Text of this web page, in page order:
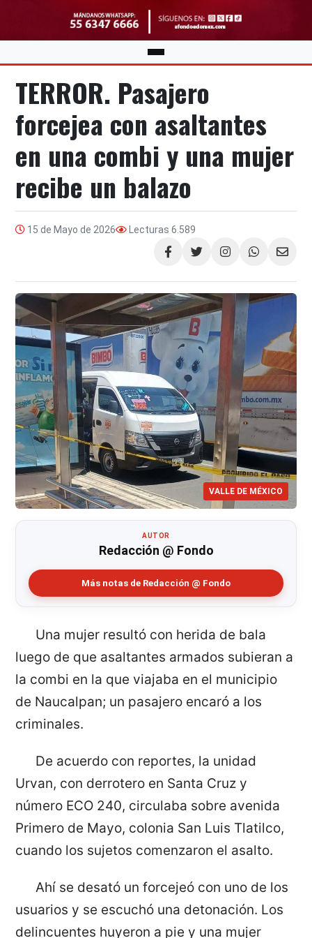
TERROR. Pasajero
forcejea con asaltantes
en una combi y una mujer
recibe un balazo
15 de Mayo de 2026 Lecturas 6.589
Compartir
VALLE DE MÉXICO
AUTOR
Redacción @ Fondo
Más notas de Redacción @ Fondo
Una mujer resultó con herida de bala
luego de que asaltantes armados subieran a
la combi en la que viajaba en el municipio
de Naucalpan; un pasajero encaró a los
criminales.
De acuerdo con reportes, la unidad
Urvan, con derrotero en Santa Cruz y
número ECO 240, circulaba sobre avenida
Primero de Mayo, colonia San Luis Tlatilco,
cuando los sujetos comenzaron el asalto.
Ahí se desató un forcejeó con uno de los
usuarios y se escuchó una detonación. Los
delincuentes huyeron a pie y una mujer